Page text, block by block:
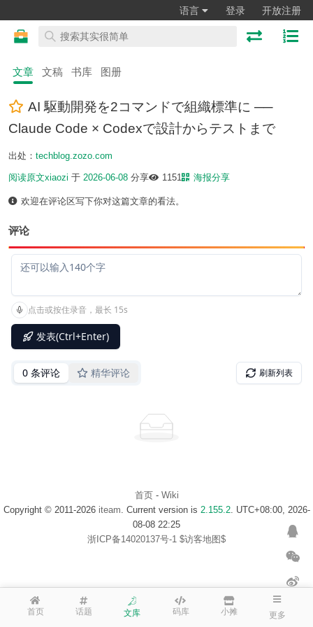
语言 登录 开放注册
首页 话题 文库 码库 小摊 更多
文章 文稿 书库 图册
AI 駆動開発を2コマンドで組織標準に ──
Claude Code × Codexで設計からテストまで
出处： techblog.zozo.com
阅读原文xiaozi 于 2026-06-08 分享 1151 海报分享
欢迎在评论区写下你对这篇文章的看法。
评论
首页- Wiki
Copyright © 2011-2026 iteam. Current version is 2.155.2. UTC+08:00, 2026-
08-08 22:25
浙ICP备14020137号-1 $访客地图$